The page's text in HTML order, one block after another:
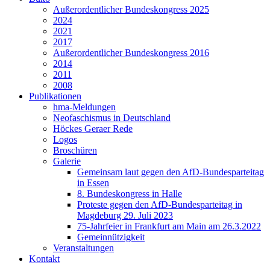
Außerordentlicher Bundeskongress 2025
2024
2021
2017
Außerordentlicher Bundeskongress 2016
2014
2011
2008
Publikationen
hma-Meldungen
Neofaschismus in Deutschland
Höckes Geraer Rede
Logos
Broschüren
Galerie
Gemeinsam laut gegen den AfD-Bundesparteitag
in Essen
8. Bundeskongress in Halle
Proteste gegen den AfD-Bundesparteitag in
Magdeburg 29. Juli 2023
75-Jahrfeier in Frankfurt am Main am 26.3.2022
Gemeinnützigkeit
Veranstaltungen
Kontakt